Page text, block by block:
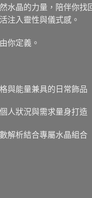
水晶的力量，陪伴你找
注入靈性與儀式感。
你定義。
與能量兼具的日常飾品
人狀況與需求量身打造
解析結合專屬水晶組合